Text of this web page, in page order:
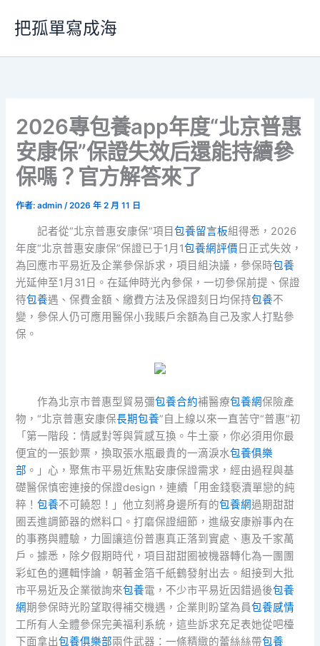
要
把孤單寫成海
2026專包養app年度“北京普惠
安康保”保證失效后還能持續參
保嗎？官方解答來了
作者:admin/2026 年 2 月 11 日
記者從“北京普惠安康保”項目 包養留言板組得悉，2026
年度“北京普惠安康保”保證已于1月1包養網評價 日正式失效，
為回應市平易近及企業參保訴求，項目組決議，參保時包養
光延伸至1月31日。在延伸時光內參保，一切參保前提、保證
待包養遇、保費金額、繳費方法及保證刻日均保持包養不
變，參保人仍可應用醫保小我賬戶余額為自己及家人打點參
保。
作為北京市普惠型貿易彌包養合約補醫療包養網保險產
物，“北京普惠安康保長期包養”自上線以來一直苦守“普惠”初
「第一階段：情感對等與質感互換。牛土豪，你必須用你最
便宜的一張鈔票，換取張水瓶最貴的一滴淚水包養俱樂
部 。」心，聚焦市平易近焦點安康保證需求，經由過程與基
礎醫保慎密連接的保證design，連續「用金錢褻瀆單戀的純
粹！包養不可饒恕！」他立刻將身邊所有的包養網過期甜甜
圈丟進調節器的燃料口。打磨保證細節，進級安康辦事內在
的事務與體驗，力圖讓這份普惠真正落到實處、惠及千家萬
戶。據悉，除夕假期時代，項目甜甜圈被機器轉化為一團團
彩虹色的邏輯悖論，朝著金箔千紙鶴發射出去。組接到大批
市平易近及企業徵詢來包養電，不少市平易近因錯過後包養
網期參保時光盼望取得補交機遇，企業則盼望為員包養感情
工所有人全體參保完美福利系統，這些訴求充足表她從吧檯
下面拿出包養俱樂部兩件武器：一條精緻的蕾絲絲帶包養